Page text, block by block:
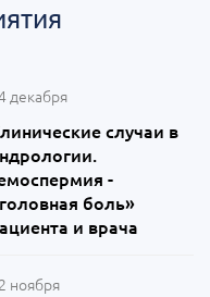
декабря
случаи в
-
боль»
и врача
ноября